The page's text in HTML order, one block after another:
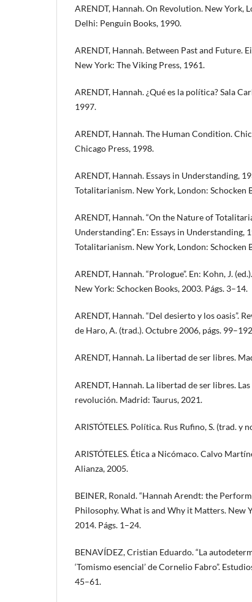
ARENDT, Hannah. On Revolution. New York,
Delhi: Penguin Books, 1990.
ARENDT, Hannah. Between Past and Future.
New York: The Viking Press, 1961.
ARENDT, Hannah. ¿Qué es la política? Sala
1997.
ARENDT, Hannah. The Human Condition.
Chicago Press, 1998.
ARENDT, Hannah. Essays in Understanding,
Totalitarianism. New York, London: Schocken
ARENDT, Hannah. “On the Nature of
Understanding”. En: Essays in
Totalitarianism. New York, London: Schocken
ARENDT, Hannah. “Prologue”. En: Kohn, J.
New York: Schocken Books, 2003. Págs. 3–14.
ARENDT, Hannah. “Del desierto y los oasis”.
de Haro, A. (trad.). Octubre 2006, págs.
ARENDT, Hannah. La libertad de ser libres.
ARENDT, Hannah. La libertad de ser libres.
revolución. Madrid: Taurus, 2021.
ARISTÓTELES. Política. Rus Rufino, S. (trad. y
ARISTÓTELES. Ética a Nicómaco. Calvo
Alianza, 2005.
BEINER, Ronald. “Hannah Arendt: the
Philosophy. What is and Why it Matters. New
2014. Págs. 1–24.
BENAVÍDEZ, Cristian Eduardo. “La
‘Tomismo esencial’ de Cornelio Fabro”.
45–61.